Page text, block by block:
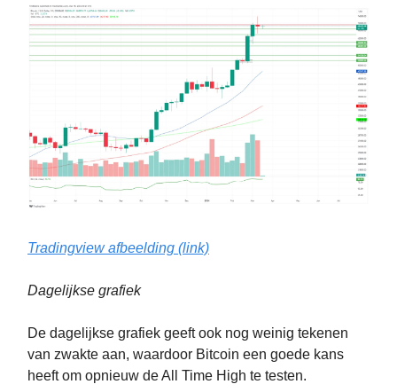
Tradingview afbeelding (link)
Dagelijkse grafiek
De dagelijkse grafiek geeft ook nog weinig tekenen
van zwakte aan, waardoor Bitcoin een goede kans
heeft om opnieuw de All Time High te testen.